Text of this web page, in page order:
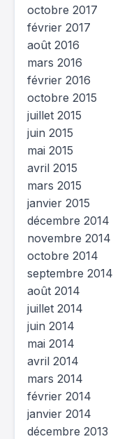
octobre 2017
février 2017
août 2016
mars 2016
février 2016
octobre 2015
juillet 2015
juin 2015
mai 2015
avril 2015
mars 2015
janvier 2015
décembre 2014
novembre 2014
octobre 2014
septembre 2014
août 2014
juillet 2014
juin 2014
mai 2014
avril 2014
mars 2014
février 2014
janvier 2014
décembre 2013